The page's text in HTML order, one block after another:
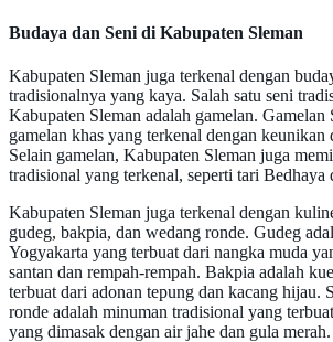
Budaya dan Seni di Kabupaten Sleman
Kabupaten Sleman juga terkenal dengan
tradisionalnya yang kaya. Salah satu seni
Kabupaten Sleman adalah gamelan. Gamelan
gamelan khas yang terkenal dengan keunikan
Selain gamelan, Kabupaten Sleman juga
tradisional yang terkenal, seperti tari Bedhaya
Kabupaten Sleman juga terkenal dengan
gudeg, bakpia, dan wedang ronde. Gudeg
Yogyakarta yang terbuat dari nangka muda
santan dan rempah-rempah. Bakpia adalah
terbuat dari adonan tepung dan kacang hijau.
ronde adalah minuman tradisional yang
yang dimasak dengan air jahe dan gula merah.